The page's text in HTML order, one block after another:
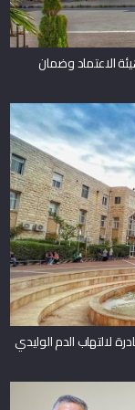
الاعتماد وضمان
لالتهاب الدم الوليدي